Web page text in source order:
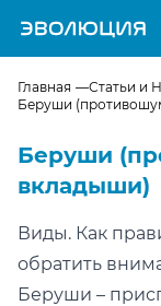
Перейти на
Главная
Статьи и
Беруши
Беруши
вкладыши)
Виды. Как
обратить
Беруши –